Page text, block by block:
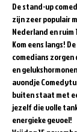
De stand-up
zijn zeer populair
Nederland en ruim
Kom eens langs!
comedians
en
avondje
buiten staat met
jezelf die volle
energieke gevoel!